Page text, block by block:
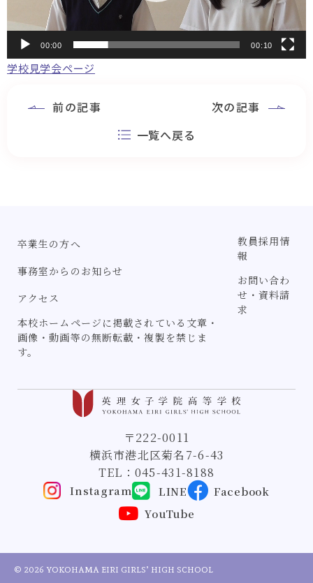
00:00 00:10
学校見学会ページ
前の記事
一覧へ戻る
次の記事
〒222-0011
横浜市港北区菊名7-6-43
TEL： 045-431-8188
卒業生の方へ
事務室からのお知らせ
アクセス
本校ホームページに掲載されている文章・
画像・動画等の無断転載・複製を禁じま
す。
教員採用情
報
お問い合わ
せ・資料請
求
Instagram LINE
Facebook
YouTube
© 2026 YOKOHAMA EIRI GIRLS’ HIGH SCHOOL